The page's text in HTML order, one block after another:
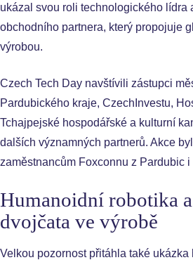
ukázal svou roli technologického lídra
obchodního partnera, který propojuje
výrobou.
Czech Tech Day navštívili zástupci
Pardubického kraje, CzechInvestu,
Tchajpejské hospodářské a kulturní
dalších významných partnerů. Akce
zaměstnancům Foxconnu z Pardubic i
Humanoidní robotika
dvojčata ve výrobě
Velkou pozornost přitáhla také